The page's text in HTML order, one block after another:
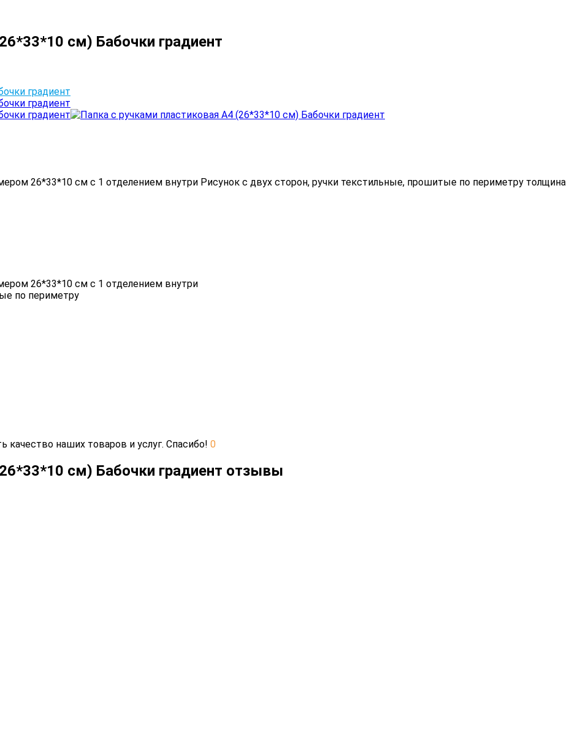
см) Бабочки градиент
26*33*10 см с 1 отделением внутри Рисунок с двух сторон, ручки текстильные, прошитые по периметру толщина
26*33*10 см с 1 отделением внутри
по периметру
наших товаров и услуг. Спасибо! 0
см) Бабочки градиент отзывы